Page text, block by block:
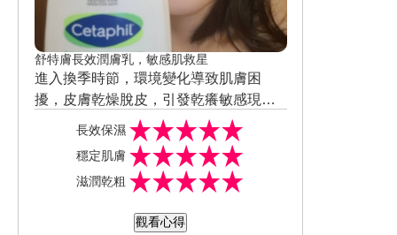
加，品質全面符合國際標準保證，吃了
才安全！
舒特膚長效潤膚乳，敏感肌救星
進入換季時節，環境變化導致肌膚困
擾，皮膚乾燥脫皮，引發乾癢敏感現
象。使用舒特膚長效潤膚乳後，對於肌
膚48H長效保濕效果的感受明顯，實測4
8小時仍有長效保濕感受，連續1週後即
能感受到肌膚自己已建立保濕屏障。使
糙效果的感受不錯，深入滋潤乾燥，撫
長效保濕
穩定肌膚
滋潤乾粗
觀看心得